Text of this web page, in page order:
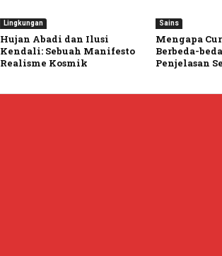
Lingkungan
Hujan Abadi dan Ilusi
Kendali: Sebuah Manifesto
Realisme Kosmik
Sains
Mengapa
Berbeda-
Penjelasan